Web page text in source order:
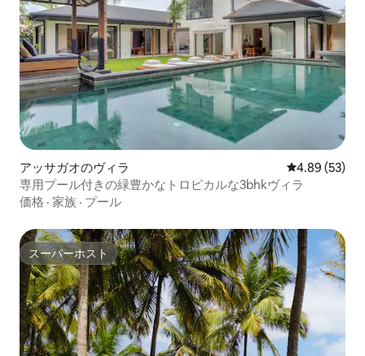
アッサガオのヴィラ レビュー53
4.89 (53)
専用プール付きの緑豊かなトロピカルな3bhkヴィラ
価格 · 家族 · プール
スーパーホスト
スーパーホスト